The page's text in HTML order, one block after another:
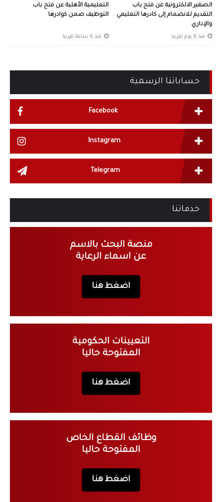
الصغير الالكترونية عن فتح باب
التقديم للانضمام إلى كادرها التعليمي
والإداري
منذ 8 يوم تقريبا
التعليمية الأهلية عن فتح باب
التوظيف ضمن كوادرها
منذ 6 ساعة تقريبا
حساباتنا الرسمية
Facebook
Instagram
Telegram
خدماتنا
منصة البحث بالاسم
عن اسماء الرعاية
اضغط هنا
التعيينات الحكومية
المفتوحة حاليا
اضغط هنا
وظائف القطاع الخاص
المفتوحة حاليا
اضغط هنا